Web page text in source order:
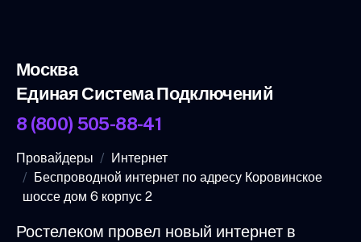
Москва
Единая Система Подключений
8 (800) 505-88-41
Провайдеры
Интернет
Беспроводной интернет по адресу Коровинское
шоссе дом 6 корпус 2
Ростелеком провел новый интернет в